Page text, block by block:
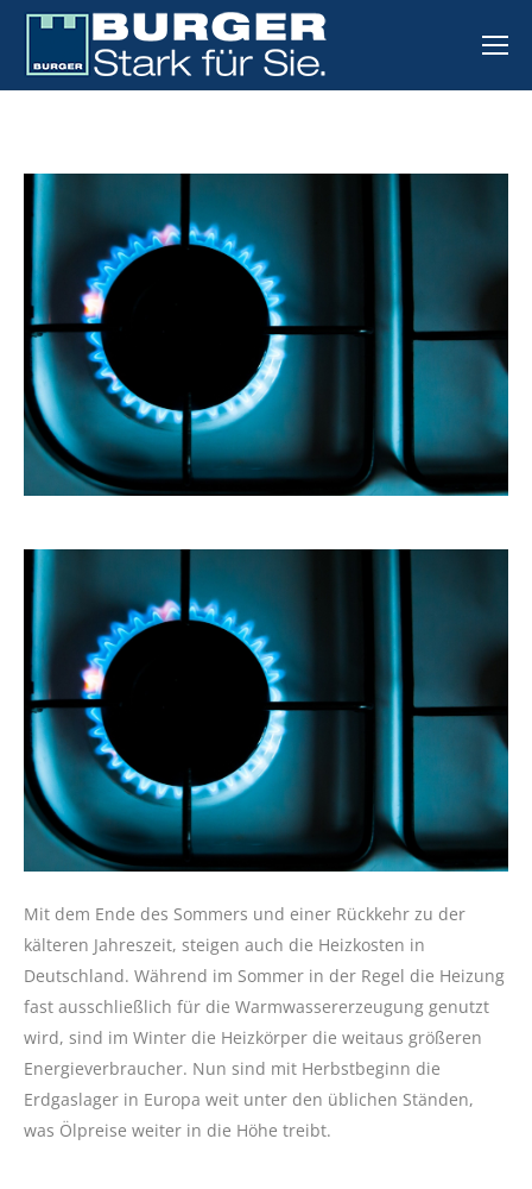
Mit dem Ende des Sommers und einer Rückkehr zu der
kälteren Jahreszeit, steigen auch die Heizkosten in
Deutschland. Während im Sommer in der Regel die Heizung
fast ausschließlich für die Warmwassererzeugung genutzt
wird, sind im Winter die Heizkörper die weitaus größeren
Energieverbraucher. Nun sind mit Herbstbeginn die
Erdgaslager in Europa weit unter den üblichen Ständen,
was Ölpreise weiter in die Höhe treibt.